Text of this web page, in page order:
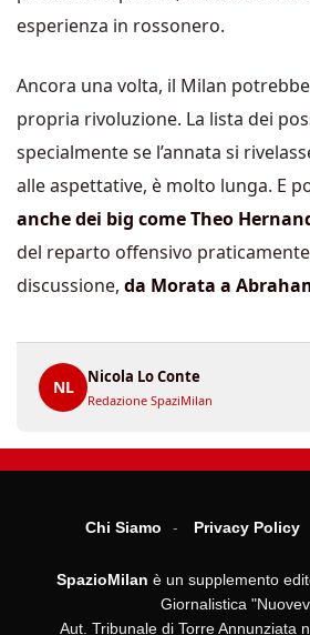
esperienza in rossonero.
Ancora una volta, il Milan
propria rivoluzione. La lista dei
specialmente se l’annata si
alle aspettative, è molto lunga. E
anche dei big come Theo
del reparto offensivo
discussione, da Morata a
NL
Nicola Lo Conte
Redazione SpaziMilan
Chi Siamo Privacy Policy
SpazioMilan è un supplemento
Giornalistica
Aut. Tribunale di Torre Annunziata